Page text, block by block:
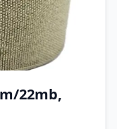
22mb,